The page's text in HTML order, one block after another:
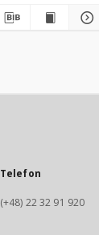
Telefon
(+48) 22 32 91 920